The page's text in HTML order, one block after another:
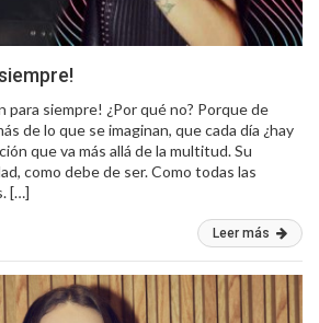
para siempre! ¿Por qué no? Porque de
de lo que se imaginan, que cada día ¿hay
que va más allá de la multitud. Su
como debe de ser. Como todas las
[…]
Leer más